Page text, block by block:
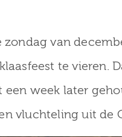
zondag van
te vieren.
week later
vluchteling uit de